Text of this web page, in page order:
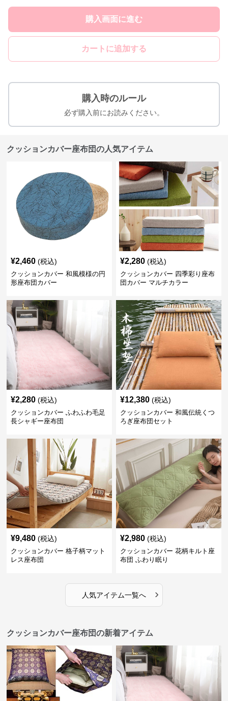
購入画面に進む
カートに追加する
購入時のルール
必ず購入前にお読みください。
クッションカバー座布団の人気アイテム
¥2,460 (税込)
クッションカバー 和風模様の円
形座布団カバー
¥2,280 (税込)
クッションカバー 四季彩り座布
団カバー マルチカラー
¥2,280 (税込)
クッションカバー ふわふわ毛足
長シャギー座布団
¥12,380 (税込)
クッションカバー 和風伝統くつ
ろぎ座布団セット
¥9,480 (税込)
クッションカバー 格子柄マット
レス座布団
¥2,980 (税込)
クッションカバー 花柄キルト座
布団 ふわり眠り
人気アイテム一覧へ ›
クッションカバー座布団の新着アイテム